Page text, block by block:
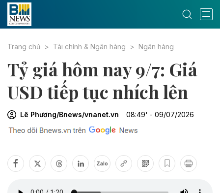
Trang chủ Tài chính & Ngân hàng Ngân hàng
Tỷ giá hôm nay 9/7: Giá
USD tiếp tục nhích lên
Lê Phương/Bnews/vnanet.vn 08:49' - 09/07/2026
Zalo